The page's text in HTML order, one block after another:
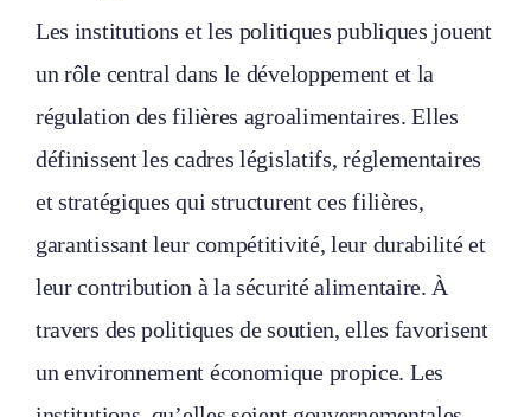
Les institutions et les politiques publiques jouent
un rôle central dans le développement et la
régulation des filières agroalimentaires. Elles
définissent les cadres législatifs, réglementaires
et stratégiques qui structurent ces filières,
garantissant leur compétitivité, leur durabilité et
leur contribution à la sécurité alimentaire. À
travers des politiques de soutien, elles favorisent
un environnement économique propice. Les